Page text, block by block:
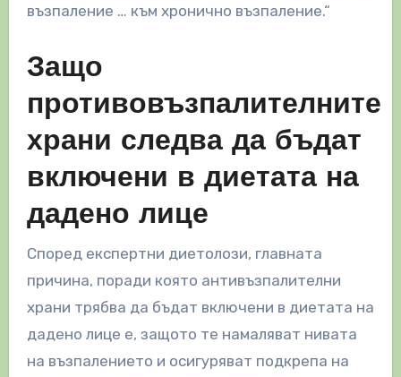
възпаление … към хронично възпаление.“
Защо
противовъзпалителните
храни следва да бъдат
включени в диетата на
дадено лице
Според експертни диетолози, главната
причина, поради която антивъзпалителни
храни трябва да бъдат включени в диетата на
дадено лице е, защото те намаляват нивата
на възпалението и осигуряват подкрепа на